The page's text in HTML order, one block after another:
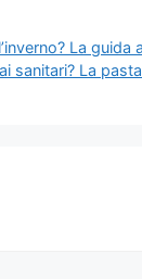
La guida
sanitari? La